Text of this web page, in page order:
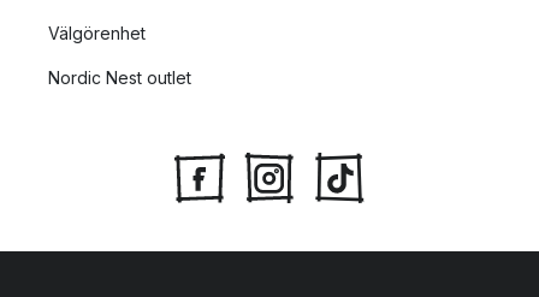
Välgörenhet
Nordic Nest outlet